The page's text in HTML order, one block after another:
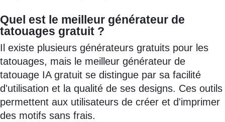
Quel est le meilleur générateur de
tatouages gratuit ?
Il existe plusieurs générateurs gratuits pour les
tatouages, mais le meilleur générateur de
tatouage IA gratuit se distingue par sa facilité
d'utilisation et la qualité de ses designs. Ces outils
permettent aux utilisateurs de créer et d'imprimer
des motifs sans frais.